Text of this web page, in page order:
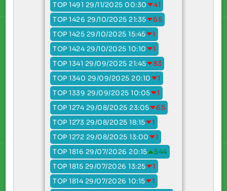
TOP 1491 29/11/2025 00:30
41
TOP 1426 29/10/2025 21:35
65
TOP 1425 29/10/2025 15:45
1
TOP 1424 29/10/2025 10:10
1
TOP 1341 29/09/2025 21:45
83
TOP 1340 29/09/2025 20:10
1
TOP 1339 29/09/2025 10:05
1
TOP 1274 29/08/2025 23:05
65
TOP 1273 29/08/2025 18:15
1
TOP 1272 29/08/2025 13:00
1
TOP 1816 29/07/2026 20:15
544
TOP 1815 29/07/2026 13:25
1
TOP 1814 29/07/2026 10:15
1